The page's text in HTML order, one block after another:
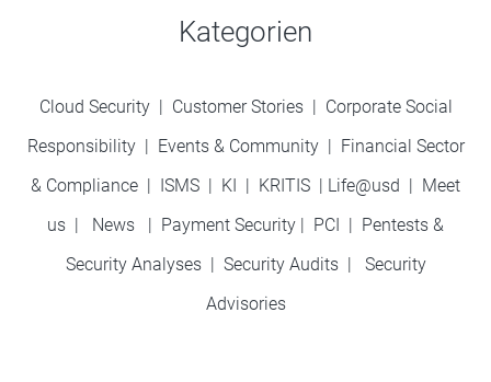
Kategorien
Cloud Security | Customer Stories| Corporate Social
Responsibility| Events & Community | Financial Sector
& Compliance | ISMS | KI | KRITIS | Life@usd | Meet
us | News | Payment Security | PCI | Pentests &
Security Analyses | Security Audits| Security
Advisories